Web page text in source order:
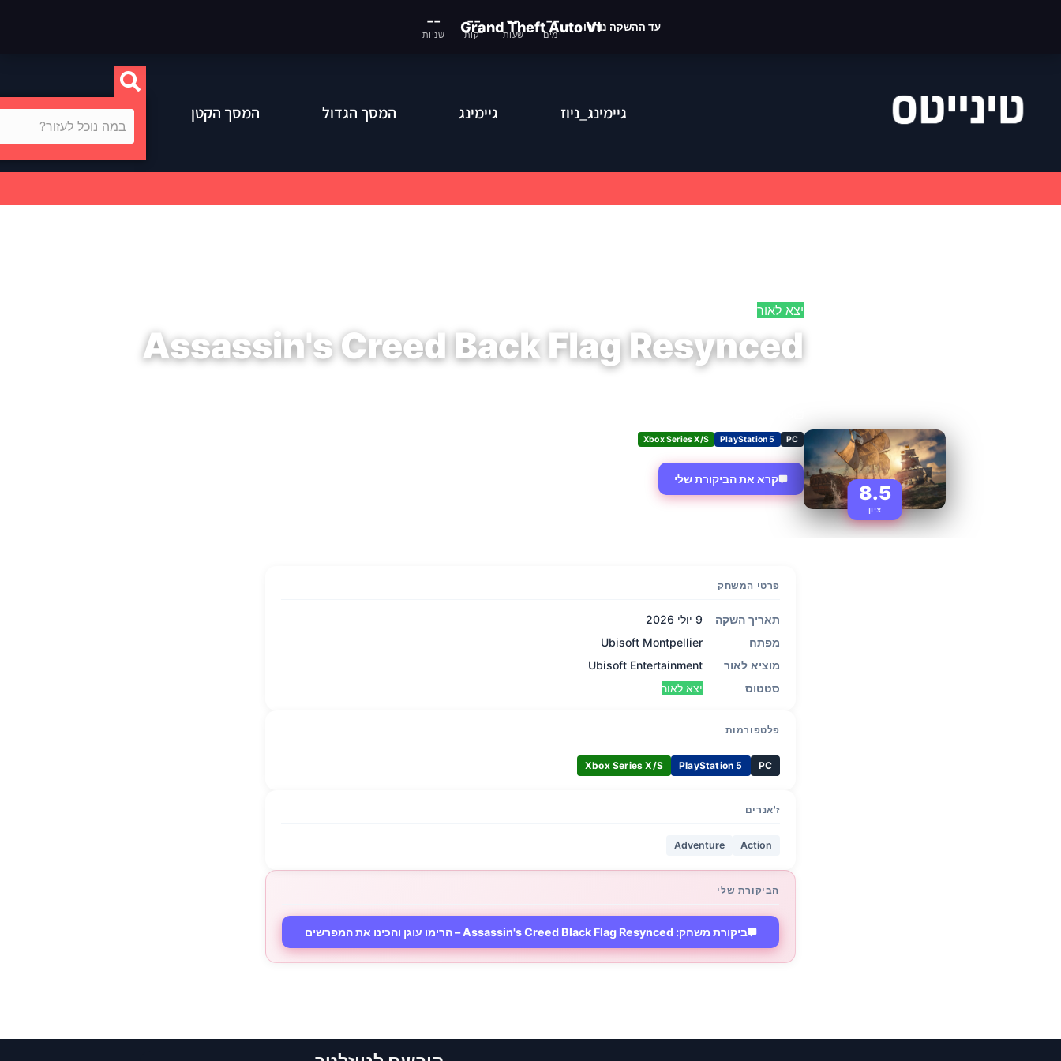
עד ההשקה נותרוGrand Theft Auto VI
--
ימים
--
שעות
--
דקות
--
שניות
גיימינג_ניוז גיימינג המסך הגדול המסך הקטן
8.5
ציון
יצא לאור
Assassin's Creed Back Flag Resynced
PC
PlayStation 5
Xbox Series X/S
קרא את הביקורת שלי
פרטי המשחק
תאריך השקה
9 יולי 2026
מפתח
Ubisoft Montpellier
מוציא לאור
Ubisoft Entertainment
סטטוס
יצא לאור
פלטפורמות
PC
PlayStation 5
Xbox Series X/S
ז'אנרים
Action
Adventure
הביקורת שלי
ביקורת משחק: Assassin's Creed Black Flag Resynced – הרימו עוגן והכינו את המפרשים